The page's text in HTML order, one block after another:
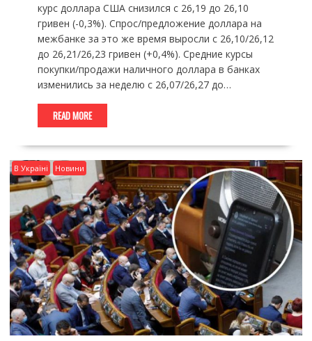
курс доллара США снизился с 26,19 до 26,10
гривен (-0,3%). Спрос/предложение доллара на
межбанке за это же время выросли с 26,10/26,12
до 26,21/26,23 гривен (+0,4%). Средние курсы
покупки/продажи наличного доллара в банках
изменились за неделю с 26,07/26,27 до…
READ MORE
В Україні Новини